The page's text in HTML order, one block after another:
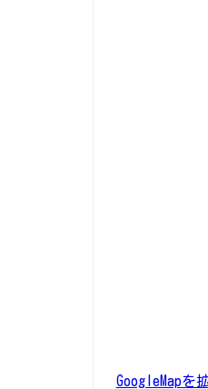
GoogleMapを